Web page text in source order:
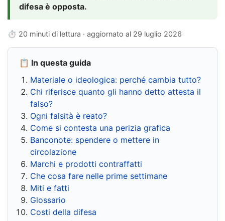
difesa è opposta.
⏱ 20 minuti di lettura · aggiornato al 29 luglio 2026
📋 In questa guida
Materiale o ideologica: perché cambia tutto?
Chi riferisce quanto gli hanno detto attesta il
falso?
Ogni falsità è reato?
Come si contesta una perizia grafica
Banconote: spendere o mettere in
circolazione
Marchi e prodotti contraffatti
Che cosa fare nelle prime settimane
Miti e fatti
Glossario
Costi della difesa